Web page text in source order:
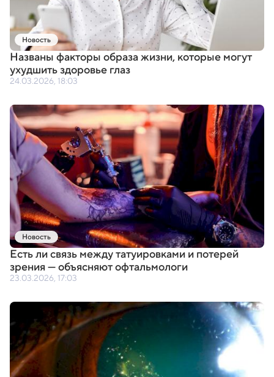
Новость
Названы факторы образа жизни,которые могут
ухудшить здоровье глаз
24.03.2026, 18:03
Новость
Есть ли связь между татуировками и потерей
зрения — объясняют офтальмологи
23.03.2026, 17:03